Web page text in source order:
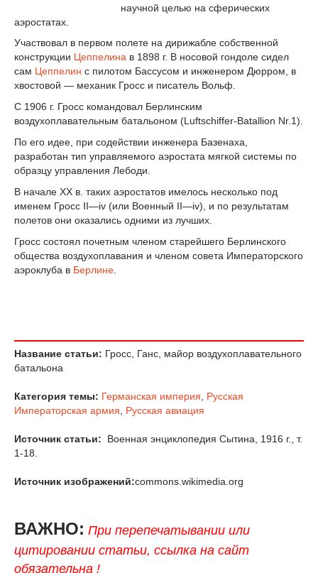
научной целью на сферических
аэростатах.
Участвовал в первом полете на дирижабле собственной
конструкции Цеппелина в 1898 г. В носовой гондоле сидел
сам Цеппелин с пилотом Бассусом и инженером Дюрром, в
хвостовой — механик Гросс и писатель Вольф.
С 1906 г. Гросс командовал Берлинским
воздухоплавательным батальоном (Luftschiffer-Batallion Nr.1).
По его идее, при содействии инженера Базенаха,
разработан тип управляемого аэростата мягкой системы по
образцу управления Лебоди.
В начале XX в. таких аэростатов имелось несколько под
именем Гросс II—iv (или Военный II—iv), и по результатам
полетов они оказались одними из лучших.
Гросс состоял почетным членом старейшего Берлинского
общества воздухоплавания и членом совета Императорского
аэроклуба в Берлине
Название статьи: Гросс, Ганс, майор воздухоплавательного
батальона
Категория темы: Германская империя
Русская
Императорская армия
Русская авиация
Источник статьи:
Военная энциклопедия Сытина, 1916 г., т.
1-18.
Источник изображений:commons.wikimedia.org
ВАЖНО: При перепечатывании или
цитировании статьи, ссылка на сайт
обязательна !